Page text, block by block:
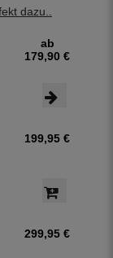
dazu..
ab
179,90 €
199,95 €
299,95 €